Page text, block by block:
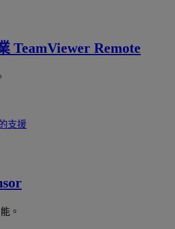
TeamViewer Remote
支援
。